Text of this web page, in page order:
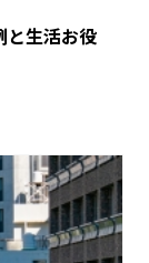
と生活お役